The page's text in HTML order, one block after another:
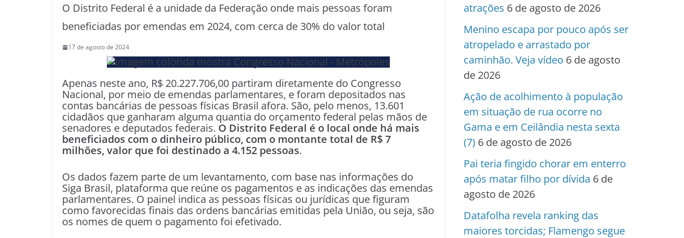
O Distrito Federal é a unidade da Federação onde mais pessoas foram
beneficiadas por emendas em 2024, com cerca de 30% do valor total
17 de agosto de 2024
Apenas neste ano, R$ 20.227.706,00 partiram diretamente do Congresso
Nacional, por meio de emendas parlamentares, e foram depositados nas
contas bancárias de pessoas físicas Brasil afora. São, pelo menos, 13.601
cidadãos que ganharam alguma quantia do orçamento federal pelas mãos de
senadores e deputados federais. O Distrito Federal é o local onde há mais
beneficiados com o dinheiro público, com o montante total de R$ 7
milhões, valor que foi destinado a 4.152 pessoas.
Os dados fazem parte de um levantamento, com base nas informações do
Siga Brasil, plataforma que reúne os pagamentos e as indicações das emendas
parlamentares. O painel indica as pessoas físicas ou jurídicas que figuram
como favorecidas finais das ordens bancárias emitidas pela União, ou seja, são
os nomes de quem o pagamento foi efetivado.
atrações 6 de agosto de 2026
Menino escapa por pouco após ser
atropelado e arrastado por
caminhão. Veja vídeo 6 de agosto
de 2026
Ação de acolhimento à população
em situação de rua ocorre no
Gama e em Ceilândia nesta sexta
(7) 6 de agosto de 2026
Pai teria fingido chorar em enterro
após matar filho por dívida 6 de
agosto de 2026
Datafolha revela ranking das
maiores torcidas; Flamengo segue